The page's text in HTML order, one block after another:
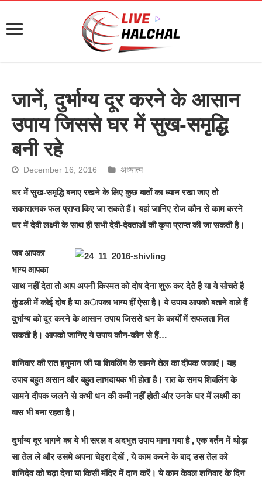
जानें, दुर्भाग्य दूर करने के आसान
उपाय जिससे घर में सुख-समृद्धि
बनी रहे
December 16, 2016 अध्यात्म
घर में सुख-समृद्धि बनाए रखने के लिए कुछ बातों का ध्यान रखा जाए तो
सकारात्मक फल प्राप्त किए जा सकते हैं। यहां जानिए रोज कौन से काम करने
घर में देवी लक्ष्मी के साथ ही सभी देवी-देवताओं की कृपा प्राप्त की जा सकती है।
जब आपका
भाग्य आपका
साथ नहीं देता तो आप अपनी किस्मत को दोष देना शुरू कर देते है या ये सोचते है
कुंडली में कोई दोष है या अापका भाग्य हीं ऐसा है। ये उपाय आपको बताने वाले हैं
दुर्भाग्य को दूर करने के आसान उपाय जिससे धन के कार्यों में सफलता मिल
सकती है। आपको जानिए ये उपाय कौन-कौन से हैं…
शनिवार की रात हनुमान जी या शिवलिंग के सामने तेल का दीपक जलाएं। यह
उपाय बहुत असान और बहुत लाभदायक भी होता है। रात के समय शिवलिंग के
सामने दीपक जलने से कभी धन की कमी नहीं होती और उनके घर में लक्ष्मी का
वास भी बना रहता है।
दुर्भाग्य दूर भागने का ये भी सरल व अदभुत उपाय माना गया है , एक बर्तन में थोड़ा
सा तेल ले और उसमे अपना चेहरा देखें , ये काम करने के बाद उस तेल को
शनिदेव को चढ़ा देना या किसी मंदिर में दान करें। ये काम केवल शनिवार के दिन